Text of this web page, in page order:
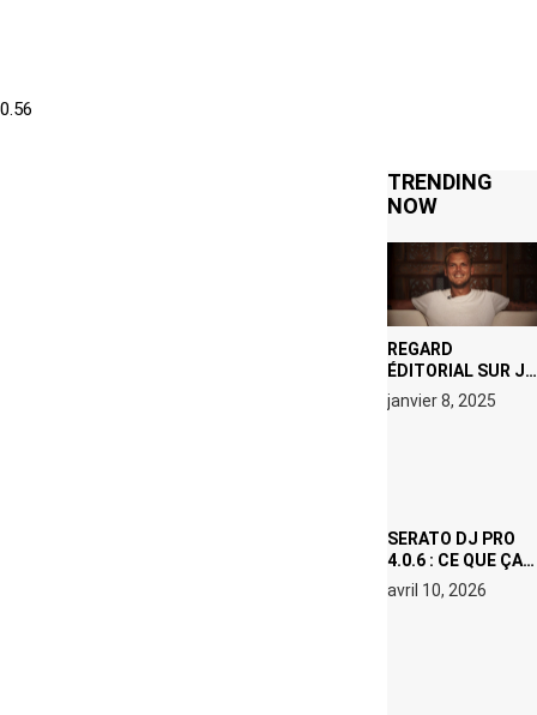
TRENDING
NOW
REGARD
ÉDITORIAL SUR JE
M’APPELLE TIM
(NETFLIX) : AVICII,
janvier 8, 2025
SERATO DJ PRO
4.0.6 : CE QUE ÇA
CHANGE, MÊME SI
VOUS N’ÊTES NI
avril 10, 2026